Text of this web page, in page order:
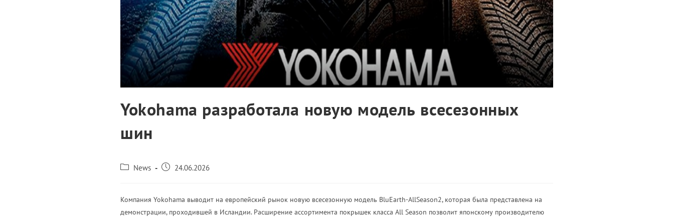
Yokohama разработала новую модель всесезонных
шин
News 24.06.2026
Компания Yokohama выводит на европейский рынок новую всесезонную модель BluEarth-AllSeason2, которая была представлена на
демонстрации, проходившей в Исландии. Расширение ассортимента покрышек класса All Season позволит японскому производителю